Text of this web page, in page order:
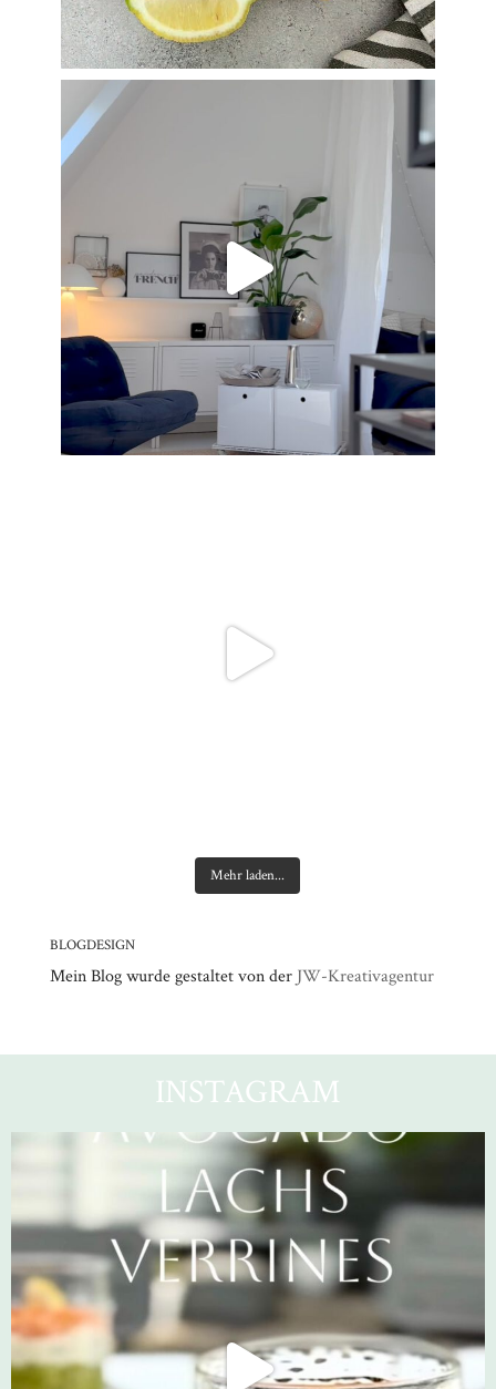
Mehr laden...
BLOGDESIGN
Mein Blog wurde gestaltet von der JW-Kreativagentur
INSTAGRAM